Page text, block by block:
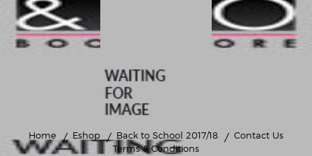
Home Eshop Back to School 2017/18
Contact Us
Terms & Conditions